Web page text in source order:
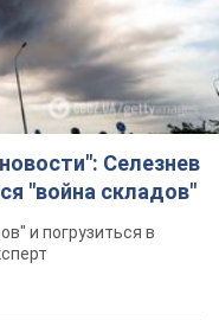
Селезнев
"война складов"
и погрузиться в